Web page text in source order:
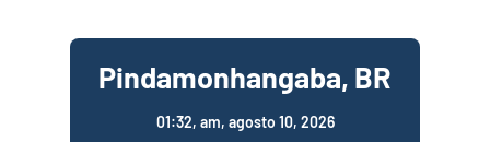
Pindamonhangaba, BR
01:32, am, agosto 10, 2026